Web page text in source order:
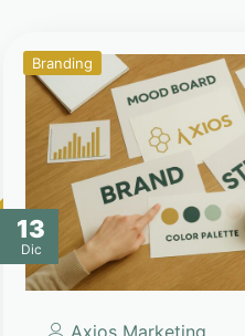
13
Dic
Branding